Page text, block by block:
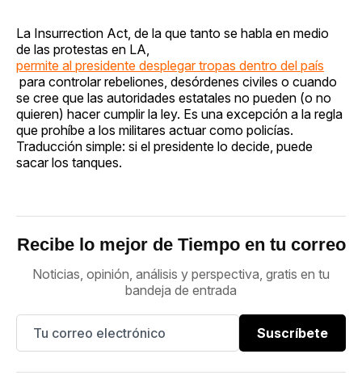
La Insurrection Act, de la que tanto se habla en medio
de las protestas en LA,
permite al presidente desplegar tropas dentro del país
para controlar rebeliones, desórdenes civiles o cuando
se cree que las autoridades estatales no pueden (o no
quieren) hacer cumplir la ley. Es una excepción a la regla
que prohíbe a los militares actuar como policías.
Traducción simple: si el presidente lo decide, puede
sacar los tanques.
Recibe lo mejor de Tiempo en tu correo
Noticias, opinión, análisis y perspectiva, gratis en tu
bandeja de entrada
Suscríbete